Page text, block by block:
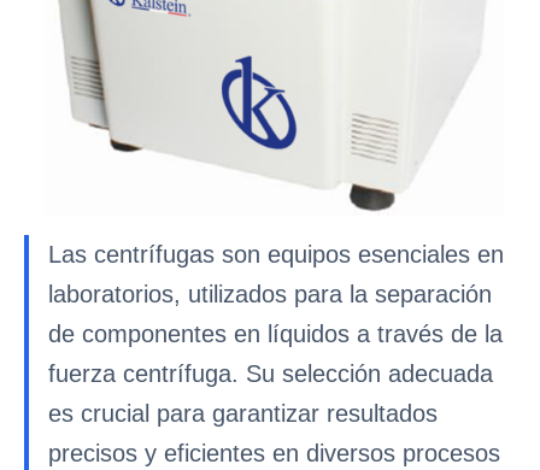
Las centrífugas son equipos esenciales en
laboratorios, utilizados para la separación
de componentes en líquidos a través de la
fuerza centrífuga. Su selección adecuada
es crucial para garantizar resultados
precisos y eficientes en diversos procesos